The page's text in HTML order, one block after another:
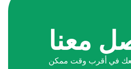
معنا
في أقرب وقت ممكن